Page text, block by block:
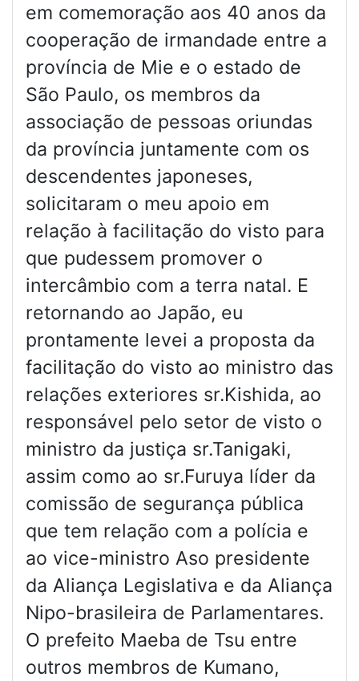
em comemoração aos 40 anos da
cooperação de irmandade entre a
província de Mie e o estado de
São Paulo, os membros da
associação de pessoas oriundas
da província juntamente com os
descendentes japoneses,
solicitaram o meu apoio em
relação à facilitação do visto para
que pudessem promover o
intercâmbio com a terra natal. E
retornando ao Japão, eu
prontamente levei a proposta da
facilitação do visto ao ministro das
relações exteriores sr.Kishida, ao
responsável pelo setor de visto o
ministro da justiça sr.Tanigaki,
assim como ao sr.Furuya líder da
comissão de segurança pública
que tem relação com a polícia e
ao vice-ministro Aso presidente
da Aliança Legislativa e da Aliança
Nipo-brasileira de Parlamentares.
O prefeito Maeba de Tsu entre
outros membros de Kumano,